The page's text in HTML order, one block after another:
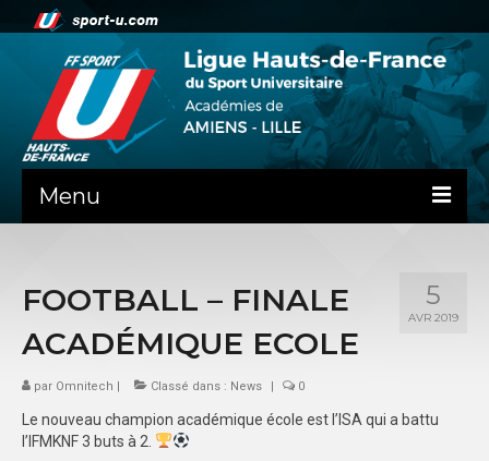
Menu
PRÉSENTATION
ADMINISTRATIF
SPORTS CO
FEUILLES DE MATCH
5
AVR 2019
FOOTBALL – FINALE
ACADÉMIQUE ECOLE
par Omnitech | Classé dans : News | 0
Le nouveau champion académique école est l’ISA qui a battu
l’IFMKNF 3 buts à 2.